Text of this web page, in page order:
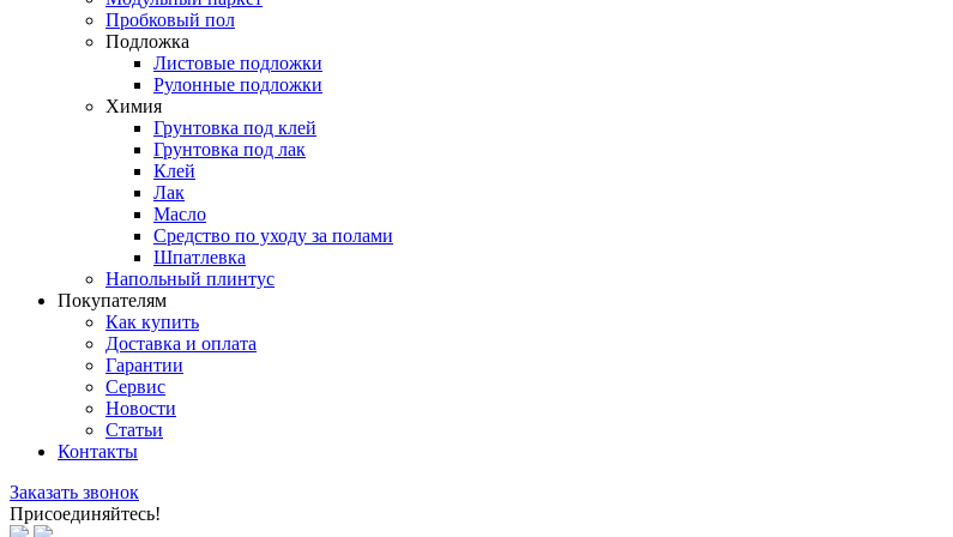
Пробковый пол
Подложка
Листовые подложки
Рулонные подложки
Химия
Грунтовка под клей
Грунтовка под лак
Клей
Лак
Масло
Средство по уходу за полами
Шпатлевка
Напольный плинтус
Покупателям
Как купить
Доставка и оплата
Гарантии
Сервис
Новости
Статьи
Контакты
Заказать звонок
Присоединяйтесь!